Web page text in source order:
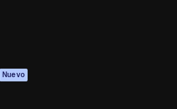
Nuevo